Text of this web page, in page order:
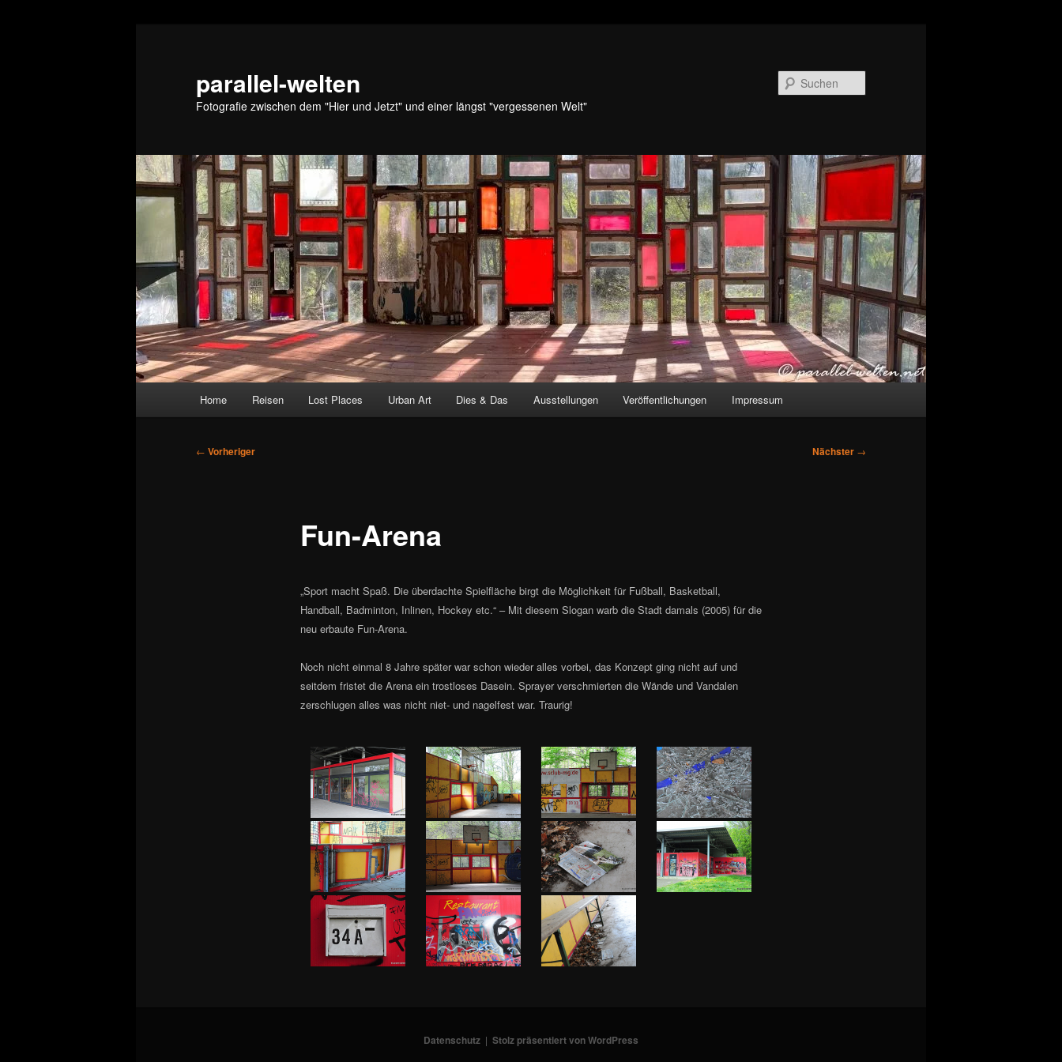
parallel-welten
Fotografie zwischen dem "Hier und Jetzt" und einer längst "vergessenen Welt"
Home Reisen Lost Places Urban Art Dies & Das Ausstellungen Veröffentlichungen Impressum
Beitragsnavigation
← Vorheriger Nächster →
Fun-Arena
„Sport macht Spaß. Die überdachte Spielfläche birgt die Möglichkeit für Fußball, Basketball,
Handball, Badminton, Inlinen, Hockey etc.“ – Mit diesem Slogan warb die Stadt damals (2005) für die
neu erbaute Fun-Arena.
Noch nicht einmal 8 Jahre später war schon wieder alles vorbei, das Konzept ging nicht auf und
seitdem fristet die Arena ein trostloses Dasein. Sprayer verschmierten die Wände und Vandalen
zerschlugen alles was nicht niet- und nagelfest war. Traurig!
Datenschutz Stolz präsentiert von WordPress